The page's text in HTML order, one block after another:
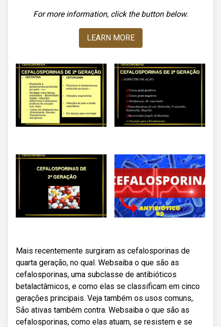
For more information, click the button below.
LEARN MORE
Mais recentemente surgiram as cefalosporinas de
quarta geração, no qual. Websaiba o que são as
cefalosporinas, uma subclasse de antibióticos
betalactâmicos, e como elas se classificam em cinco
gerações principais. Veja também os usos comuns,.
São ativas também contra. Websaiba o que são as
cefalosporinas, como elas atuam, se resistem e se